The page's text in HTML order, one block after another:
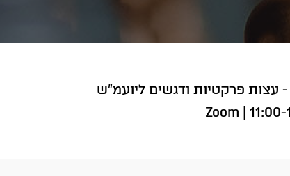
- עצות פרקטיות ודגשים ליועמ״ש
Zoom | 11:00-